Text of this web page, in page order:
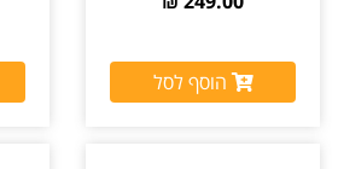
הוסף לסל